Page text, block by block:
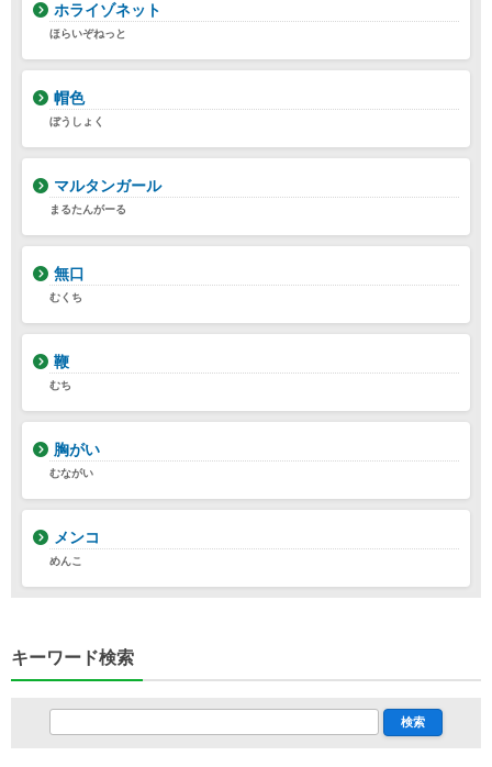
ホライゾネット
ほらいぞねっと
帽色
ぼうしょく
マルタンガール
まるたんがーる
無口
むくち
鞭
むち
胸がい
むながい
メンコ
めんこ
キーワード検索